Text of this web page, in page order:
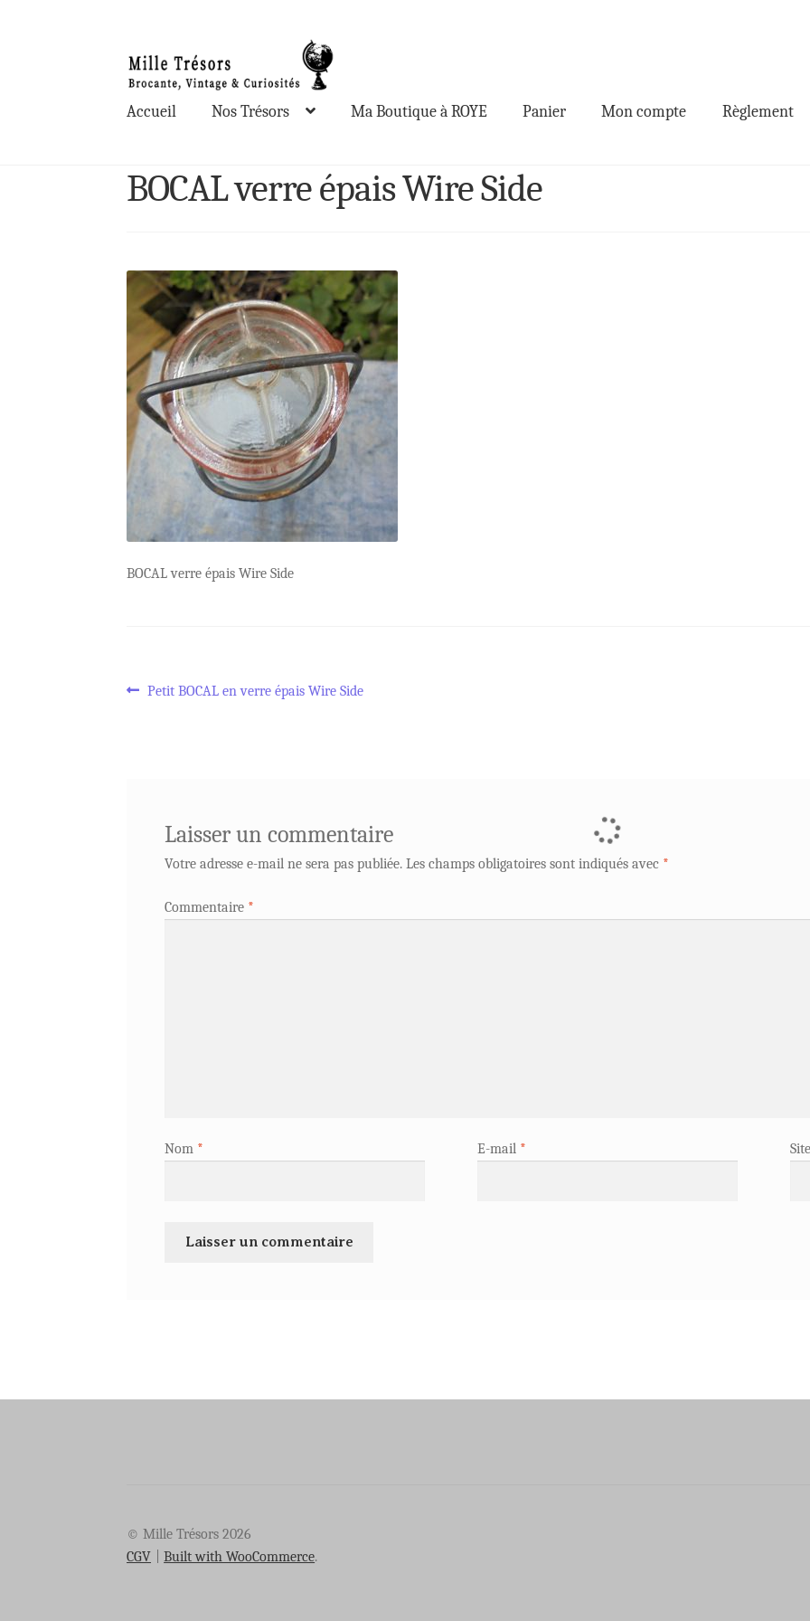
à
la
navigation
au
contenu
Accueil Nos Trésors Ma Boutique à ROYE Panier Mon compte Règlement
BOCAL verre épais Wire Side
BOCAL verre épais Wire Side
Navigation
Article
Petit BOCAL en verre épais Wire Side
Laisser un commentaire
Votre adresse e-mail ne sera pas publiée. Les champs obligatoires sont indiqués avec *
Commentaire *
Nom * E-mail *
© Mille Trésors 2026
CGV
Built with WooCommerce.